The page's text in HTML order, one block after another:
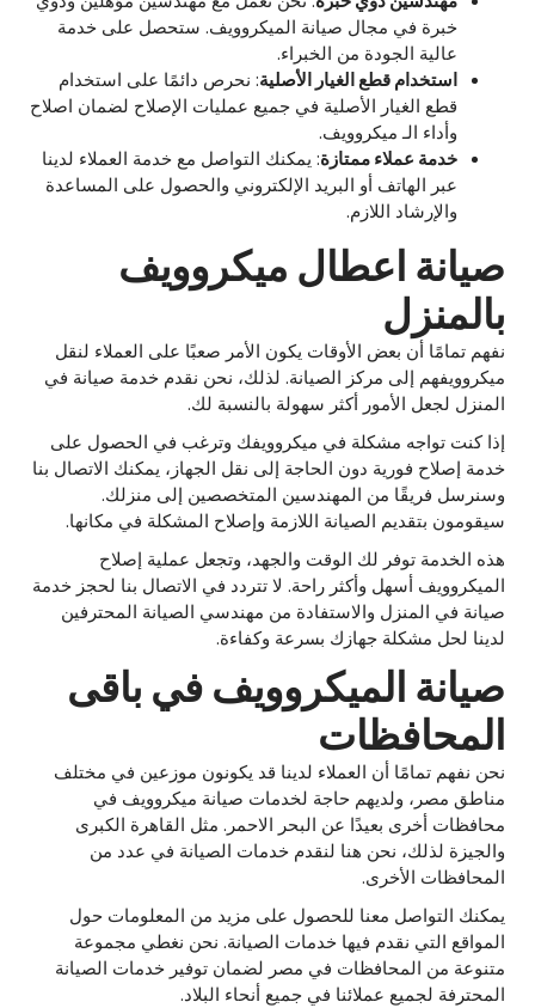
خبرة في مجال صيانة الميكروويف. ستحصل على خدمة
عالية الجودة من الخبراء.
استخدام قطع الغيار الأصلية: نحرص دائمًا على استخدام
قطع الغيار الأصلية في جميع عمليات الإصلاح لضمان اصلاح
وأداء الـ ميكروويف.
خدمة عملاء ممتازة: يمكنك التواصل مع خدمة العملاء لدينا
عبر الهاتف أو البريد الإلكتروني والحصول على المساعدة
والإرشاد اللازم.
صيانة اعطال ميكروويف
بالمنزل
نفهم تمامًا أن بعض الأوقات يكون الأمر صعبًا على العملاء لنقل
ميكروويفهم إلى مركز الصيانة. لذلك، نحن نقدم خدمة صيانة في
المنزل لجعل الأمور أكثر سهولة بالنسبة لك.
إذا كنت تواجه مشكلة في ميكروويفك وترغب في الحصول على
خدمة إصلاح فورية دون الحاجة إلى نقل الجهاز، يمكنك الاتصال بنا
وسنرسل فريقًا من المهندسين المتخصصين إلى منزلك.
سيقومون بتقديم الصيانة اللازمة وإصلاح المشكلة في مكانها.
هذه الخدمة توفر لك الوقت والجهد، وتجعل عملية إصلاح
الميكروويف أسهل وأكثر راحة. لا تتردد في الاتصال بنا لحجز خدمة
صيانة في المنزل والاستفادة من مهندسي الصيانة المحترفين
لدينا لحل مشكلة جهازك بسرعة وكفاءة.
صيانة الميكروويف في باقى
المحافظات
نحن نفهم تمامًا أن العملاء لدينا قد يكونون موزعين في مختلف
مناطق مصر، ولديهم حاجة لخدمات صيانة ميكروويف في
محافظات أخرى بعيدًا عن البحر الاحمر. مثل القاهرة الكبرى
والجيزة لذلك، نحن هنا لنقدم خدمات الصيانة في عدد من
المحافظات الأخرى.
يمكنك التواصل معنا للحصول على مزيد من المعلومات حول
المواقع التي نقدم فيها خدمات الصيانة. نحن نغطي مجموعة
متنوعة من المحافظات في مصر لضمان توفير خدمات الصيانة
المحترفة لجميع عملائنا في جميع أنحاء البلاد.